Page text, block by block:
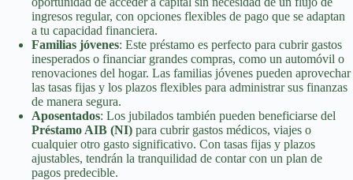
ingresos regular, con opciones flexibles de pago que se adaptan
a tu capacidad financiera.
Familias jóvenes: Este préstamo es perfecto para cubrir gastos
inesperados o financiar grandes compras, como un automóvil o
renovaciones del hogar. Las familias jóvenes pueden aprovechar
las tasas fijas y los plazos flexibles para administrar sus finanzas
de manera segura.
Aposentados: Los jubilados también pueden beneficiarse del
Préstamo AIB (NI) para cubrir gastos médicos, viajes o
cualquier otro gasto significativo. Con tasas fijas y plazos
ajustables, tendrán la tranquilidad de contar con un plan de
pagos predecible.